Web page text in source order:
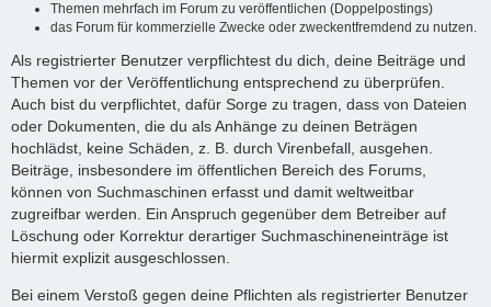
Themen mehrfach im Forum zu veröffentlichen (Doppelpostings)
das Forum für kommerzielle Zwecke oder zweckentfremdend zu nutzen.
Als registrierter Benutzer verpflichtest du dich, deine Beiträge und
Themen vor der Veröffentlichung entsprechend zu überprüfen.
Auch bist du verpflichtet, dafür Sorge zu tragen, dass von Dateien
oder Dokumenten, die du als Anhänge zu deinen Beträgen
hochlädst, keine Schäden, z. B. durch Virenbefall, ausgehen.
Beiträge, insbesondere im öffentlichen Bereich des Forums,
können von Suchmaschinen erfasst und damit weltweitbar
zugreifbar werden. Ein Anspruch gegenüber dem Betreiber auf
Löschung oder Korrektur derartiger Suchmaschineneinträge ist
hiermit explizit ausgeschlossen.
Bei einem Verstoß gegen deine Pflichten als registrierter Benutzer